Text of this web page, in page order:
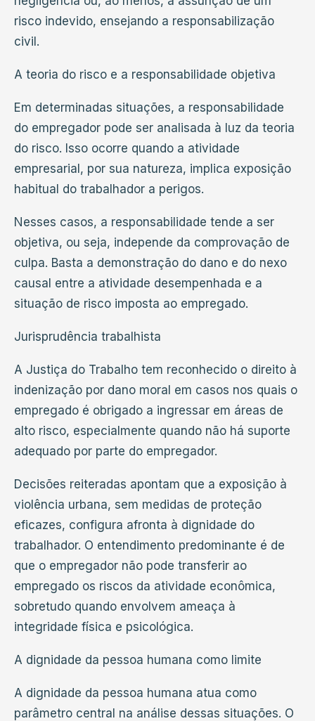
risco indevido, ensejando a responsabilização
civil.
A teoria do risco e a responsabilidade objetiva
Em determinadas situações, a responsabilidade
do empregador pode ser analisada à luz da teoria
do risco. Isso ocorre quando a atividade
empresarial, por sua natureza, implica exposição
habitual do trabalhador a perigos.
Nesses casos, a responsabilidade tende a ser
objetiva, ou seja, independe da comprovação de
culpa. Basta a demonstração do dano e do nexo
causal entre a atividade desempenhada e a
situação de risco imposta ao empregado.
Jurisprudência trabalhista
A Justiça do Trabalho tem reconhecido o direito à
indenização por dano moral em casos nos quais o
empregado é obrigado a ingressar em áreas de
alto risco, especialmente quando não há suporte
adequado por parte do empregador.
Decisões reiteradas apontam que a exposição à
violência urbana, sem medidas de proteção
eficazes, configura afronta à dignidade do
trabalhador. O entendimento predominante é de
que o empregador não pode transferir ao
empregado os riscos da atividade econômica,
sobretudo quando envolvem ameaça à
integridade física e psicológica.
A dignidade da pessoa humana como limite
A dignidade da pessoa humana atua como
parâmetro central na análise dessas situações. O